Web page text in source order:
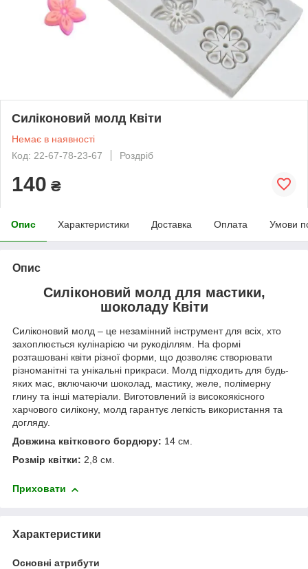
Силіконовий молд Квіти
Немає в наявності
Код: 22-67-78-23-67
Роздріб
140 ₴
Опис Характеристики Доставка Оплата Умови
Опис
Силіконовий молд для мастики,
шоколаду Квіти
Силіконовий молд – це незамінний інструмент для всіх, хто
захоплюється кулінарією чи рукоділлям. На формі
розташовані квіти різної форми, що дозволяє створювати
різноманітні та унікальні прикраси. Молд підходить для будь-
яких мас, включаючи шоколад, мастику, желе, полімерну
глину та інші матеріали. Виготовлений із високоякісного
харчового силікону, молд гарантує легкість використання та
догляду.
Довжина квіткового бордюру: 14 см.
Розмір квітки: 2,8 см.
Приховати
Характеристики
Основні атрибути